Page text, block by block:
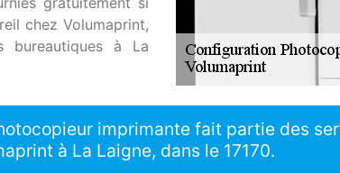
chez Volumaprint,
bureautiques à La
imprimante fait partie des
à La Laigne, dans le 17170.